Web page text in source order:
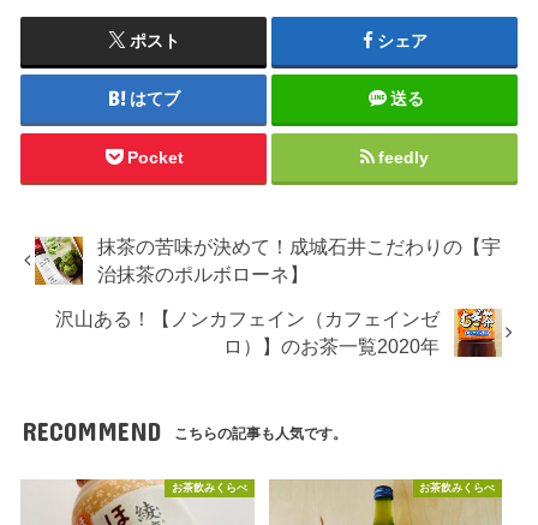
ポスト シェア
はてブ 送る
Pocket feedly
抹茶の苦味が決めて！成城石井こだわりの【宇
治抹茶のポルボローネ】
沢山ある！【ノンカフェイン（カフェインゼ
ロ）】のお茶一覧2020年
RECOMMEND こちらの記事も人気です。
お茶飲みくらべ お茶飲みくらべ